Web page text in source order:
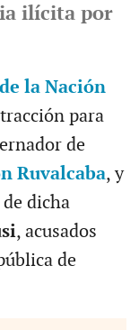
ilícita por
la Nación
para
de
Ruvalcaba, y
dicha
, acusados
de